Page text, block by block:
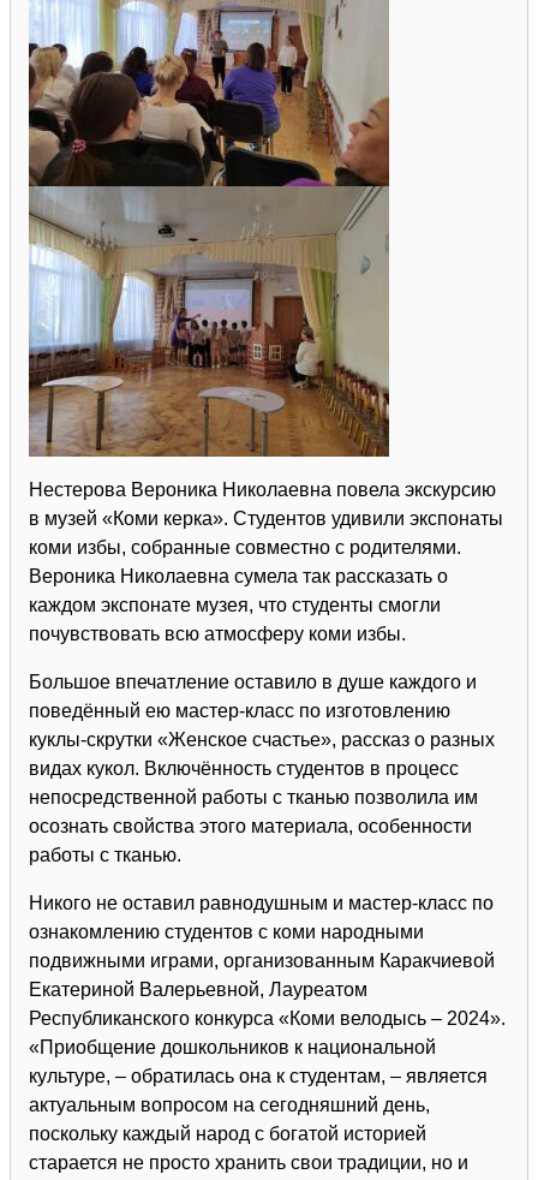
Нестерова Вероника Николаевна повела экскурсию
в музей «Коми керка». Студентов удивили экспонаты
коми избы, собранные совместно с родителями.
Вероника Николаевна сумела так рассказать о
каждом экспонате музея, что студенты смогли
почувствовать всю атмосферу коми избы.
Большое впечатление оставило в душе каждого и
поведённый ею мастер-класс по изготовлению
куклы-скрутки «Женское счастье», рассказ о разных
видах кукол. Включённость студентов в процесс
непосредственной работы с тканью позволила им
осознать свойства этого материала, особенности
работы с тканью.
Никого не оставил равнодушным и мастер-класс по
ознакомлению студентов с коми народными
подвижными играми, организованным Каракчиевой
Екатериной Валерьевной, Лауреатом
Республиканского конкурса «Коми велодысь – 2024».
«Приобщение дошкольников к национальной
культуре, – обратилась она к студентам, – является
актуальным вопросом на сегодняшний день,
поскольку каждый народ с богатой историей
старается не просто хранить свои традиции, но и